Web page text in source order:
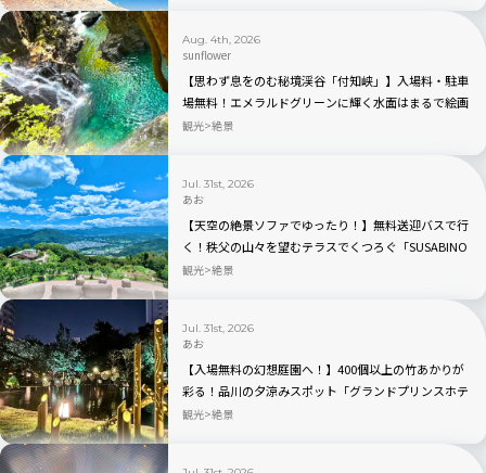
Aug. 4th, 2026
sunflower
【思わず息をのむ秘境渓谷「付知峡」】入場料・駐車
場無料！エメラルドグリーンに輝く水面はまるで絵画
のよう｜岐阜県中津川市
観光 絶景
Jul. 31st, 2026
あお
【天空の絶景ソファでゆったり！】無料送迎バスで行
く！秩父の山々を望むテラスでくつろぐ「SUSABINO
TERRACE」を現地レビュー｜埼玉県
観光 絶景
Jul. 31st, 2026
あお
【入場無料の幻想庭園へ！】400個以上の竹あかりが
彩る！品川の夕涼みスポット「グランドプリンスホテ
ル高輪」を現地レビュー
観光 絶景